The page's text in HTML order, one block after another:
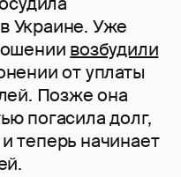
Украине. Уже
возбудили
от уплаты
Позже она
погасила долг,
теперь начинает